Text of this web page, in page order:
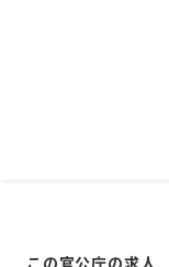
この官公庁の求人